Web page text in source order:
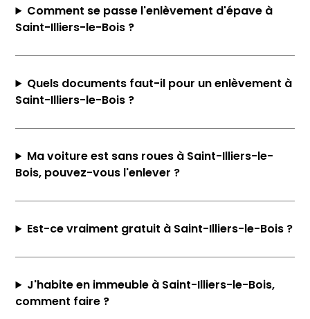
Comment se passe l'enlèvement d'épave à
Saint-Illiers-le-Bois ?
Quels documents faut-il pour un enlèvement à
Saint-Illiers-le-Bois ?
Ma voiture est sans roues à Saint-Illiers-le-
Bois, pouvez-vous l'enlever ?
Est-ce vraiment gratuit à Saint-Illiers-le-Bois ?
J'habite en immeuble à Saint-Illiers-le-Bois,
comment faire ?